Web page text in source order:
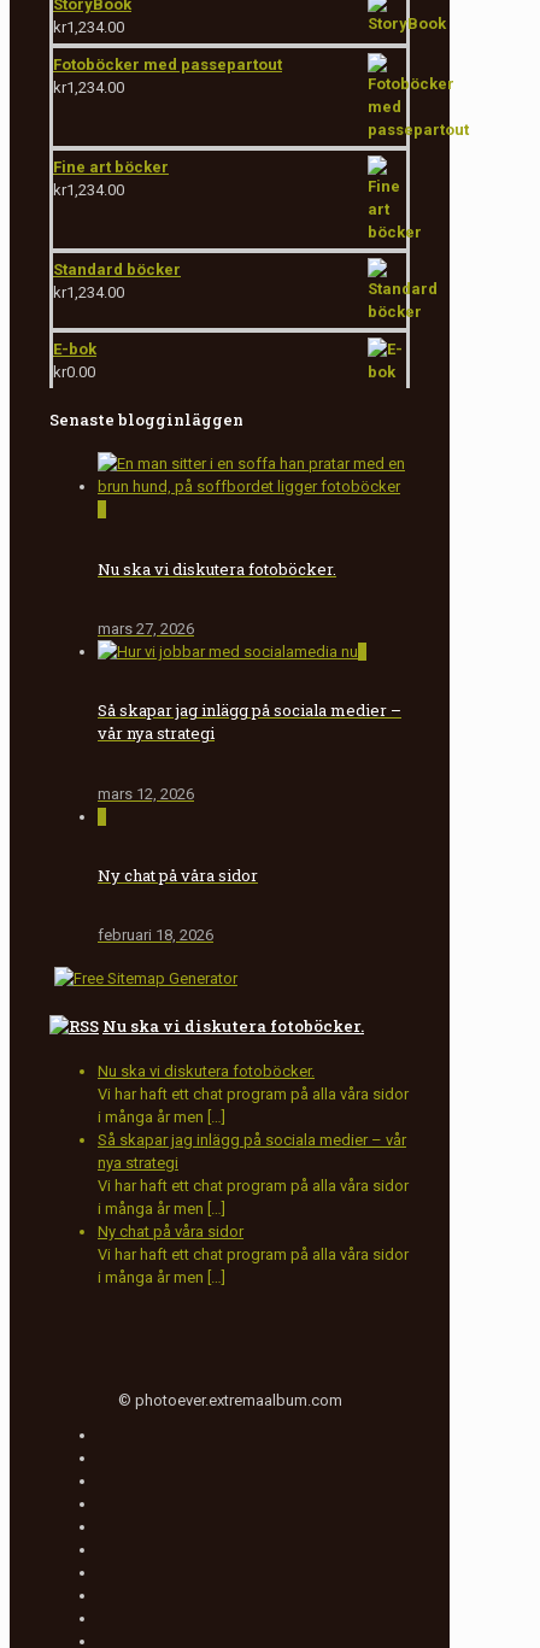
StoryBook
kr1,234.00
Fotoböcker med passepartout
kr1,234.00
Fine art böcker
kr1,234.00
Standard böcker
kr1,234.00
E-bok
kr0.00
Senaste blogginläggen
Nu ska vi diskutera fotoböcker.
mars 27, 2026
Så skapar jag inlägg på sociala medier –
vår nya strategi
mars 12, 2026
Ny chat på våra sidor
februari 18, 2026
Nu ska vi diskutera fotoböcker.
Nu ska vi diskutera fotoböcker.
Vi har haft ett chat program på alla våra sidor
i många år men […]
Så skapar jag inlägg på sociala medier – vår
nya strategi
Vi har haft ett chat program på alla våra sidor
i många år men […]
Ny chat på våra sidor
Vi har haft ett chat program på alla våra sidor
i många år men […]
© photoever.extremaalbum.com